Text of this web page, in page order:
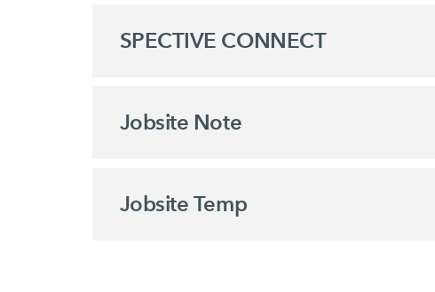
SPECTIVE CONNECT
Jobsite Note
Jobsite Temp